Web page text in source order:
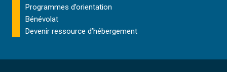
Programmes d’orientation
Bénévolat
Devenir ressource d’hébergement